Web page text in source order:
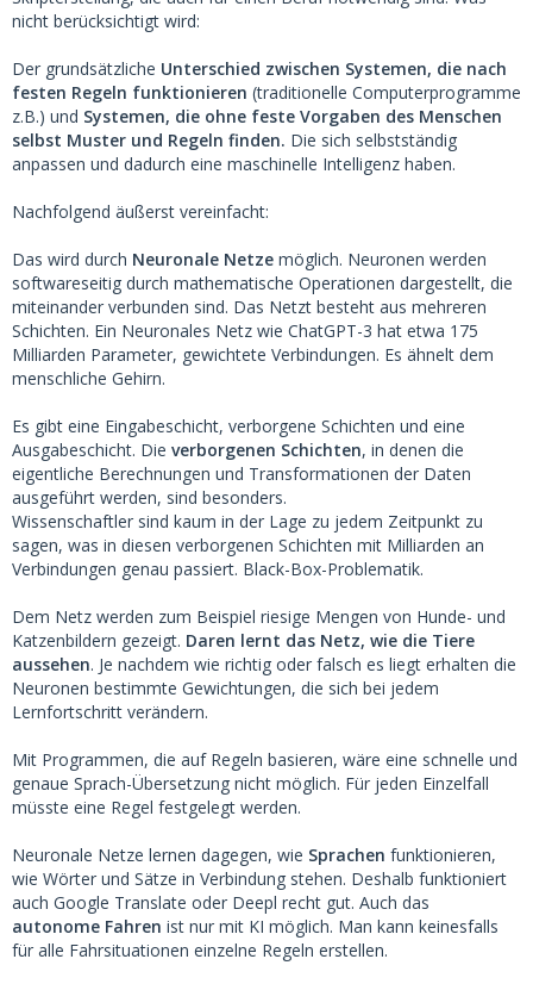
nicht berücksichtigt wird:
Der grundsätzliche Unterschied zwischen Systemen, die nach
festen Regeln funktionieren (traditionelle Computerprogramme
z.B.) und Systemen, die ohne feste Vorgaben des Menschen
selbst Muster und Regeln finden. Die sich selbstständig
anpassen und dadurch eine maschinelle Intelligenz haben.
Nachfolgend äußerst vereinfacht:
Das wird durch Neuronale Netze möglich. Neuronen werden
softwareseitig durch mathematische Operationen dargestellt, die
miteinander verbunden sind. Das Netzt besteht aus mehreren
Schichten. Ein Neuronales Netz wie ChatGPT-3 hat etwa 175
Milliarden Parameter, gewichtete Verbindungen. Es ähnelt dem
menschliche Gehirn.
Es gibt eine Eingabeschicht, verborgene Schichten und eine
Ausgabeschicht. Die verborgenen Schichten, in denen die
eigentliche Berechnungen und Transformationen der Daten
ausgeführt werden, sind besonders.
Wissenschaftler sind kaum in der Lage zu jedem Zeitpunkt zu
sagen, was in diesen verborgenen Schichten mit Milliarden an
Verbindungen genau passiert. Black-Box-Problematik.
Dem Netz werden zum Beispiel riesige Mengen von Hunde- und
Katzenbildern gezeigt. Daren lernt das Netz, wie die Tiere
aussehen. Je nachdem wie richtig oder falsch es liegt erhalten die
Neuronen bestimmte Gewichtungen, die sich bei jedem
Lernfortschritt verändern.
Mit Programmen, die auf Regeln basieren, wäre eine schnelle und
genaue Sprach-Übersetzung nicht möglich. Für jeden Einzelfall
müsste eine Regel festgelegt werden.
Neuronale Netze lernen dagegen, wie Sprachen funktionieren,
wie Wörter und Sätze in Verbindung stehen. Deshalb funktioniert
auch Google Translate oder Deepl recht gut. Auch das
autonome Fahren ist nur mit KI möglich. Man kann keinesfalls
für alle Fahrsituationen einzelne Regeln erstellen.